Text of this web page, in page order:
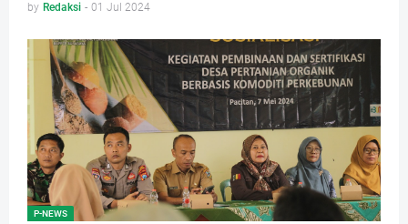
by Redaksi - 01 Jul 2024
P-NEWS